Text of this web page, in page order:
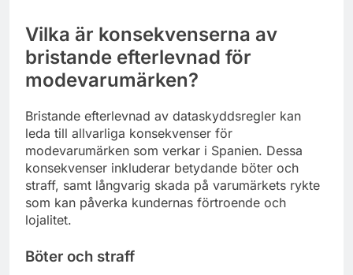
Vilka är konsekvenserna av
bristande efterlevnad för
modevarumärken?
Bristande efterlevnad av dataskyddsregler kan
leda till allvarliga konsekvenser för
modevarumärken som verkar i Spanien. Dessa
konsekvenser inkluderar betydande böter och
straff, samt långvarig skada på varumärkets rykte
som kan påverka kundernas förtroende och
lojalitet.
Böter och straff